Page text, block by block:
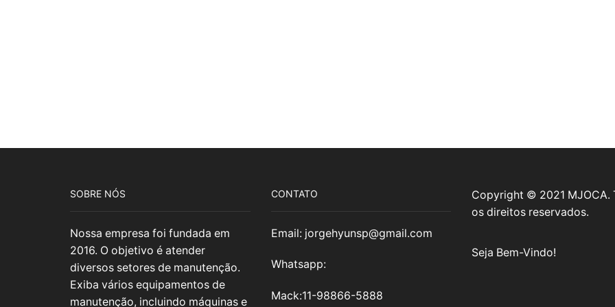
SOBRE NÓS
Nossa empresa foi fundada em
2016. O objetivo é atender
diversos setores de manutenção.
Exiba vários equipamentos de
manutenção, incluindo máquinas e
CONTATO
Email: jorgehyunsp@gmail.com
Whatsapp:
Mack:11-98866-5888
Copyright © 2021 MJOCA.
os direitos reservados.
Seja Bem-Vindo!